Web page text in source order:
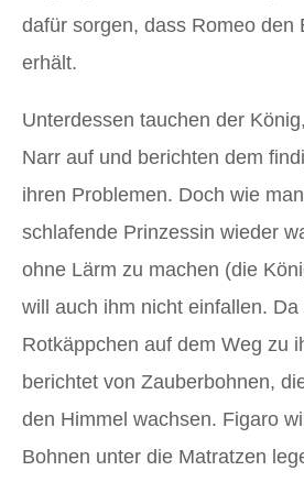
dafür sorgen, dass Romeo den
erhält.
Unterdessen tauchen der
Narr auf und berichten dem
ihren Problemen. Doch wie
schlafende Prinzessin wieder
ohne Lärm zu machen (die
will auch ihm nicht einfallen. Da
Rotkäppchen auf dem Weg zu
berichtet von Zauberbohnen,
den Himmel wachsen. Figaro
Bohnen unter die Matratzen